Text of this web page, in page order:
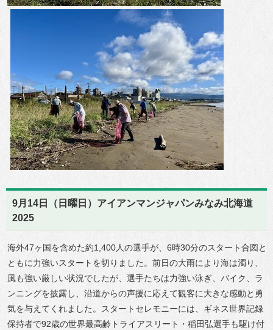
9月14日（日曜日）アイアンマンジャパンみなみ北海道
2025
海外47ヶ国を含めた約1,400人の選手が、6時30分のスタート合図と
ともに力強いスタートを切りました。前日の大雨により海は濁り、
風も強い厳しい状況でしたが、選手たちは力強い泳ぎ、バイク、ラ
ンニングを披露し、沿道からの声援に応えて観客に大きな感動と勇
気を与えてくれました。スタートセレモニーには、ギネス世界記録
保持者で92歳の世界最高齢トライアスリート・稲田弘選手も駆け付